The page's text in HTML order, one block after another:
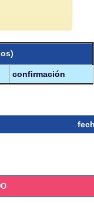
confirmación